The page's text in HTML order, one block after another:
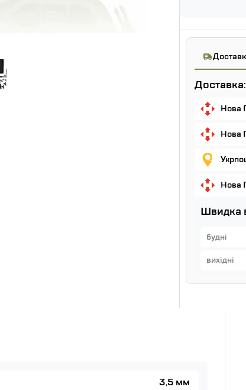
Доставка:
Нова
Нова
Нова
Швидка
будні
вихідні
3,5 мм